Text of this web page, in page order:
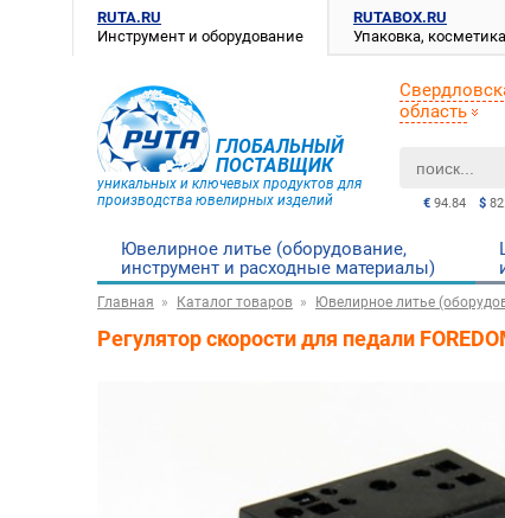
RUTA.RU
Инструмент и оборудование
RUTABOX.RU
Упаковка,
ГЛОБАЛЬНЫЙ
ПОСТАВЩИК
уникальных и ключевых продуктов для
производства ювелирных изделий
€ 94.84 $
область
Ювелирное литье (оборудование,
инструмент и расходные материалы)
Главная Каталог товаров Ювелирное литье
Регулятор скорости для педали